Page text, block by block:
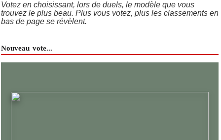
Votez en choisissant, lors de duels, le modèle que vous
trouvez le plus beau. Plus vous votez, plus les classements en
bas de page se révèlent.
Nouveau vote...